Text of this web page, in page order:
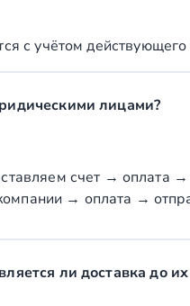
с учётом
лицами?
счет → оплата →
→ оплата →
ли доставка до